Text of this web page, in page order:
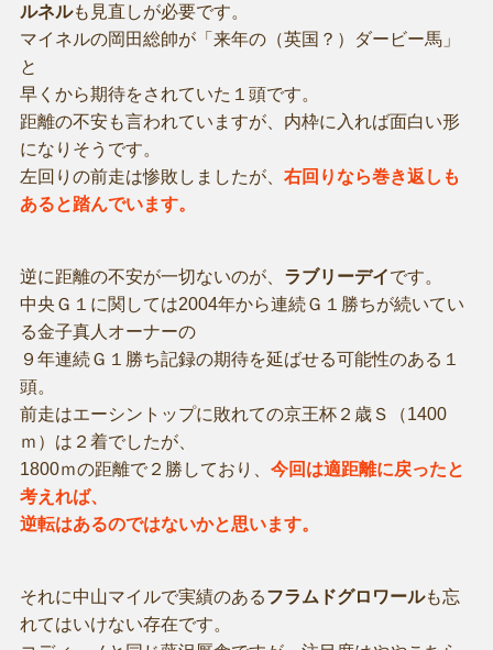
ルネルも見直しが必要です。
マイネルの岡田総帥が「来年の（英国？）ダービー馬」
と
早くから期待をされていた１頭です。
距離の不安も言われていますが、内枠に入れば面白い形
になりそうです。
左回りの前走は惨敗しましたが、 右回りなら巻き返しも
あると踏んでいます。
逆に距離の不安が一切ないのが、 ラブリーデイです。
中央Ｇ１に関しては2004年から連続Ｇ１勝ちが続いてい
る金子真人オーナーの
９年連続Ｇ１勝ち記録の期待を延ばせる可能性のある１
頭。
前走はエーシントップに敗れての京王杯２歳Ｓ（1400
ｍ）は２着でしたが、
1800ｍの距離で２勝しており、 今回は適距離に戻ったと
考えれば、
逆転はあるのではないかと思います。
それに中山マイルで実績のあるフラムドグロワールも忘
れてはいけない存在です。